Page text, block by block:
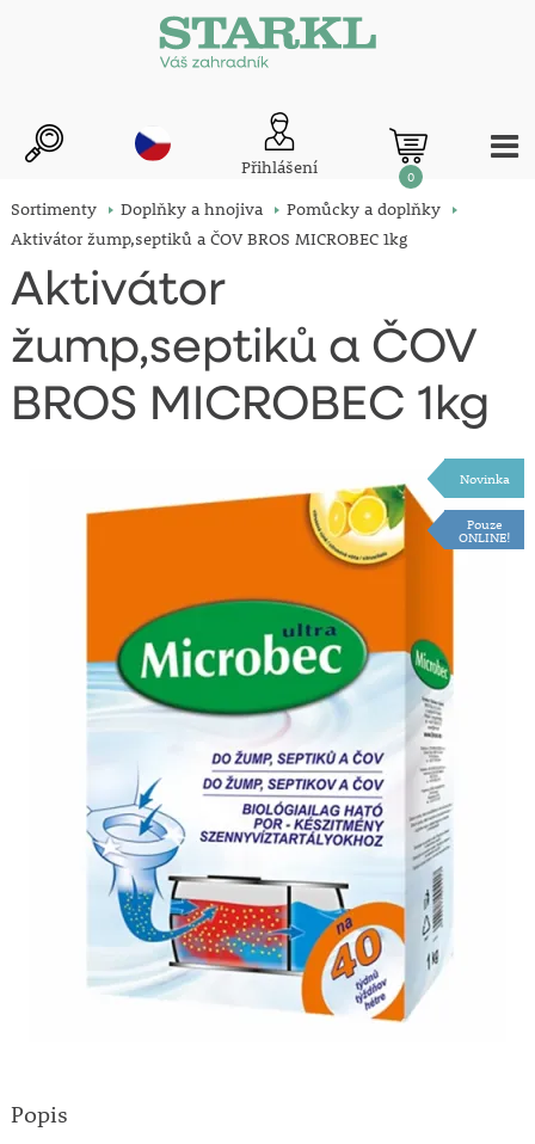
Přihlášení 0
Sortimenty Doplňky a hnojiva
Pomůcky a doplňky
Aktivátor žump,septiků a ČOV BROS MICROBEC 1kg
Aktivátor
žump,septiků a ČOV
BROS MICROBEC 1kg
Novinka
Pouze
ONLINE!
Popis